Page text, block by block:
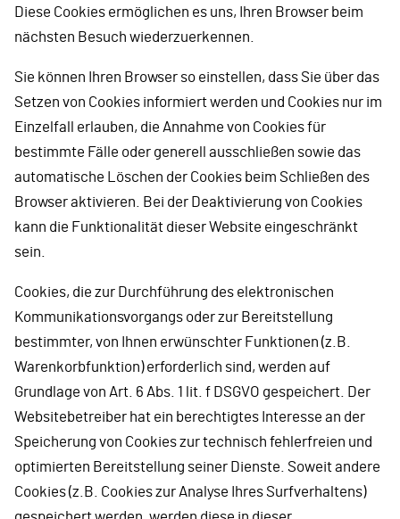
Diese Cookies ermöglichen es uns, Ihren Browser beim
nächsten Besuch wiederzuerkennen.
Sie können Ihren Browser so einstellen, dass Sie über das
Setzen von Cookies informiert werden und Cookies nur im
Einzelfall erlauben, die Annahme von Cookies für
bestimmte Fälle oder generell ausschließen sowie das
automatische Löschen der Cookies beim Schließen des
Browser aktivieren. Bei der Deaktivierung von Cookies
kann die Funktionalität dieser Website eingeschränkt
sein.
Cookies, die zur Durchführung des elektronischen
Kommunikationsvorgangs oder zur Bereitstellung
bestimmter, von Ihnen erwünschter Funktionen (z.B.
Warenkorbfunktion) erforderlich sind, werden auf
Grundlage von Art. 6 Abs. 1 lit. f DSGVO gespeichert. Der
Websitebetreiber hat ein berechtigtes Interesse an der
Speicherung von Cookies zur technisch fehlerfreien und
optimierten Bereitstellung seiner Dienste. Soweit andere
Cookies (z.B. Cookies zur Analyse Ihres Surfverhaltens)